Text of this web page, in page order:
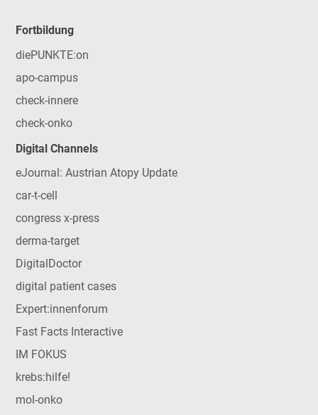
Fortbildung
diePUNKTE:on
apo-campus
check-innere
check-onko
Digital Channels
eJournal: Austrian Atopy Update
car-t-cell
congress x-press
derma-target
DigitalDoctor
digital patient cases
Expert:innenforum
Fast Facts Interactive
IM FOKUS
krebs:hilfe!
mol-onko